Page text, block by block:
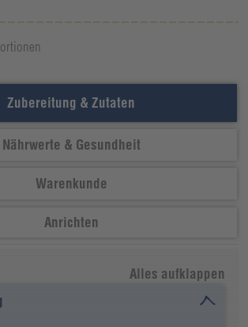
Zubereitung & Zutaten
Nährwerte & Gesundheit
Warenkunde
Anrichten
Alles aufklappen